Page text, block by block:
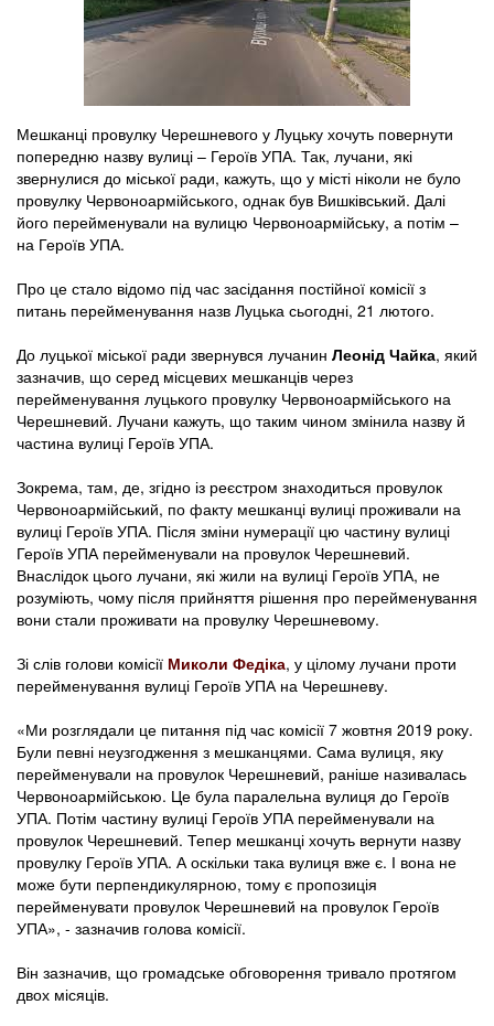
Мешканці провулку Черешневого у Луцьку хочуть повернути
попередню назву вулиці – Героїв УПА. Так, лучани, які
звернулися до міської ради, кажуть, що у місті ніколи не було
провулку Червоноармійського, однак був Вишківський. Далі
його перейменували на вулицю Червоноармійську, а потім –
на Героїв УПА.
Про це стало відомо під час засідання постійної комісії з
питань перейменування назв Луцька сьогодні, 21 лютого.
До луцької міської ради звернувся лучанин Леонід Чайка, який
зазначив, що серед місцевих мешканців через
перейменування луцького провулку Червоноармійського на
Черешневий. Лучани кажуть, що таким чином змінила назву й
частина вулиці Героїв УПА.
Зокрема, там, де, згідно із реєстром знаходиться провулок
Червоноармійський, по факту мешканці вулиці проживали на
вулиці Героїв УПА. Після зміни нумерації цю частину вулиці
Героїв УПА перейменували на провулок Черешневий.
Внаслідок цього лучани, які жили на вулиці Героїв УПА, не
розуміють, чому після прийняття рішення про перейменування
вони стали проживати на провулку Черешневому.
Зі слів голови комісії Миколи Федіка, у цілому лучани проти
перейменування вулиці Героїв УПА на Черешневу.
«Ми розглядали це питання під час комісії 7 жовтня 2019 року.
Були певні неузгодження з мешканцями. Сама вулиця, яку
перейменували на провулок Черешневий, раніше називалась
Червоноармійською. Це була паралельна вулиця до Героїв
УПА. Потім частину вулиці Героїв УПА перейменували на
провулок Черешневий. Тепер мешканці хочуть вернути назву
провулку Героїв УПА. А оскільки така вулиця вже є. І вона не
може бути перпендикулярною, тому є пропозиція
перейменувати провулок Черешневий на провулок Героїв
УПА», - зазначив голова комісії.
Він зазначив, що громадське обговорення тривало протягом
двох місяців.